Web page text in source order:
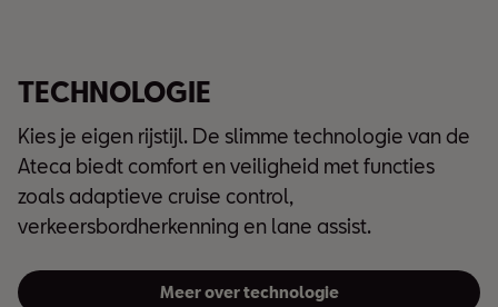
TECHNOLOGIE
Kies je eigen rijstijl. De slimme technologie van de
Ateca biedt comfort en veiligheid met functies
zoals adaptieve cruise control,
verkeersbordherkenning en lane assist.
Meer over technologie